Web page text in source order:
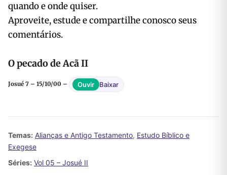
quando e onde quiser.
Aproveite, estude e compartilhe conosco seus
comentários.
O pecado de Acã II
Josué 7 – 15/10/00 – Ouvir Baixar
Temas: Alianças e Antigo Testamento, Estudo Bíblico e
Exegese
Séries: Vol 05 – Josué II